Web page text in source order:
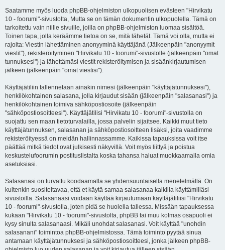
Saatamme myös luoda phpBB-ohjelmiston ulkopuolisen evästeen "Hirvikatu
10 - foorumi"-sivustolta, Mutta se on tämän dokumentin ulkopuolella. Tämä on
tarkoitettu vain niille sivuille, joilla on phpBB-ohjelmiston luomaa sisältöä.
Toinen tapa, jolla keräämme tietoa on se, mitä lähetät. Tämä voi olla, mutta ei
rajoita: Viestin lähettäminen anonyyminä käyttäjänä (Jälkeenpäin "anonyymit
viestit"), rekisteröityminen "Hirvikatu 10 - foorumi"-sivustolle (jälkeenpäin "omat
tunnuksesi") ja lähettämäsi viestit rekisteröitymisen ja sisäänkirjautumisen
jälkeen (jälkeenpäin "omat viestisi").
Käyttäjätiliin tallennetaan ainakin nimesi (jälkeenpäin "käyttäjätunnuksesi"),
henkilökohtainen salasana, jolla kirjaudut sisään (jälkeenpäin "salasanasi") ja
henkilökohtainen toimiva sähköpostiosoite (jälkeenpäin
"sähköpostiosoitteesi"). Käyttäjätilisi "Hirvikatu 10 - foorumi"-sivustolla on
suojattu sen maan tietoturvalailla, jossa palvelin sijaitsee. Kaikki muut tieto
käyttäjätunnuksen, salasanan ja sähköpostiosoitteen lisäksi, joita vaadimme
rekisteröityessä on meidän hallinnassamme. Kaikissa tapauksissa voit itse
päättää mitkä tiedot ovat julkisesti näkyvillä. Voit myös liittyä ja poistua
keskustelufoorumin postituslistalta koska tahansa haluat muokkaamalla omia
asetuksiasi.
Salasanasi on turvattu koodaamalla se yhdensuuntaisella menetelmällä. On
kuitenkin suositeltavaa, että et käytä samaa salasanaa kaikilla käyttämilläsi
sivustoilla. Salasanaasi voidaan käyttää kirjautumaan käyttäjätiliisi "Hirvikatu
10 - foorumi"-sivustolla, joten pidä se huolella tallessa. Missään tapauksessa
kukaan "Hirvikatu 10 - foorumi"-sivustolta, phpBB tai muu kolmas osapuoli ei
kysy sinulta salasanaasi. Mikäli unohdat salasanasi. Voit käyttää "unohdin
salasanani" toimintoa phpBB-ohjelmistossa. Tämä toiminto pyytää sinua
antamaan käyttäjätunnuksesi ja sähköpostiosoitteesi, jonka jälkeen phpBB-